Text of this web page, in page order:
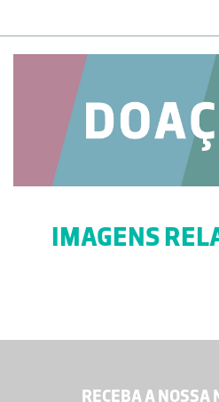
IMAGENS
RECEBA A NOSSA